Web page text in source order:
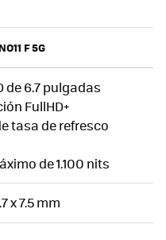
F 5G
de 6.7 pulgadas
FullHD+
tasa de refresco
de 1.100 nits
x 7.5 mm